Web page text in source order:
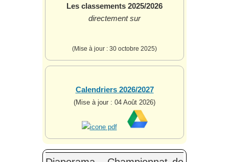
Les classements 2025/2026
directement sur
(Mise à jour : 30 octobre 2025)
Calendriers 2026/2027
(Mise à jour : 04 Août 2026)